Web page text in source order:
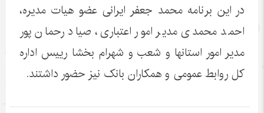
در این برنامه محمد جعفر ایرانی عضو هیات مدیره،
احمد محمدی مدیر امور اعتباری، صیاد رحمان پور
مدیر امور استانها و شعب و شهرام بخشا رییس اداره
کل روابط عمومی و همکاران بانک نیز حضور داشتند.